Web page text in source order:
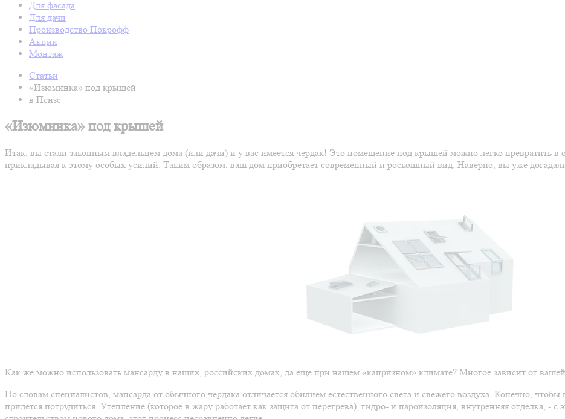
Для фасада
Для дачи
Производство Покрофф
Акции
Монтаж
Статьи
«Изюминка» под крышей
в Пензе
«Изюминка» под крышей
Итак, вы стали законным владельцем дома (или дачи) и у вас имеется чердак! Это помещение под крышей можно легко превратить
прикладывая к этому особых усилий. Таким образом, ваш дом приобретает современный и роскошный вид. Наверно, вы уже
Как же можно использовать мансарду в наших, российских домах, да еще при нашем «капризном» климате? Многое зависит от
По словам специалистов, мансарда от обычного чердака отличается обилием естественного света и свежего воздуха. Конечно,
придется потрудиться. Утепление (которое в жару работает как защита от перегрева), гидро- и пароизоляция, внутренняя отделка, -